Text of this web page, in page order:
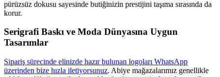
pürüzsüz dokusu sayesinde butiğinizin prestijini taşıma sırasında da
korur.
Serigrafi Baskı ve Moda Dünyasına Uygun
Tasarımlar
Sipariş sürecinde elinizde hazır bulunan logoları WhatsApp
üzerinden bize hızla iletiyorsunuz. Abiye mağazalarımız genellikle